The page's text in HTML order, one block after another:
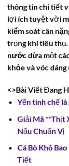
thông tin chi tiết
lợi ích tuyệt vời
kiểm soát cân
trọng khi tiêu
nước dừa một
khỏe và vóc dáng
<>Bài Viết Đang
Yến tinh chế
Giải Mã **Thịt
Nấu Chuẩn Vị
Cá Bò Khô
Tiết